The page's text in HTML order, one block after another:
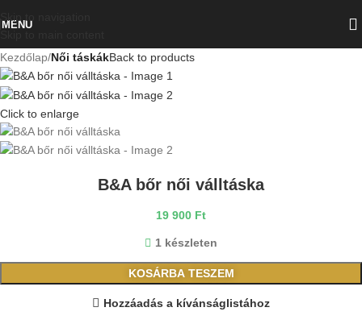
MENU
Kezdőlap Női táskákBack to products
Click to enlarge
B&A bőr női válltáska
19 900 Ft
1 készleten
KOSÁRBA TESZEM
Hozzáadás a kívánságlistához